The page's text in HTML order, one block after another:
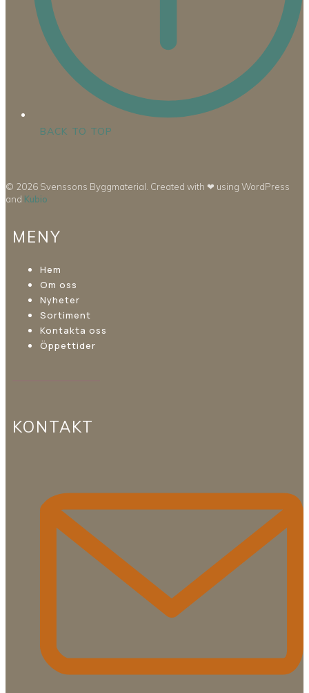
BACK TO TOP
© 2026 Svenssons Byggmaterial. Created with ❤ using WordPress
and Kubio
MENY
Hem
Om oss
Nyheter
Sortiment
Kontakta oss
Öppettider
KONTAKT